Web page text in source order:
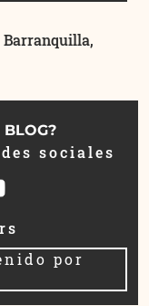
Barranquilla,
BLOG?
sociales
por